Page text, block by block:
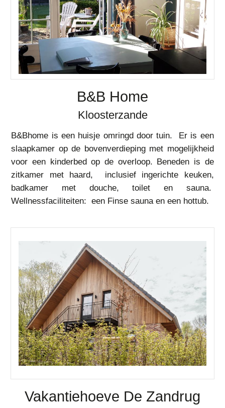
B&B Home
Kloosterzande
B&Bhome is een huisje omringd door tuin. Er is een
slaapkamer op de bovenverdieping met mogelijkheid
voor een kinderbed op de overloop. Beneden is de
zitkamer met haard, inclusief ingerichte keuken,
badkamer met douche, toilet en sauna.
Wellnessfaciliteiten: een Finse sauna en een hottub.
Vakantiehoeve De Zandrug